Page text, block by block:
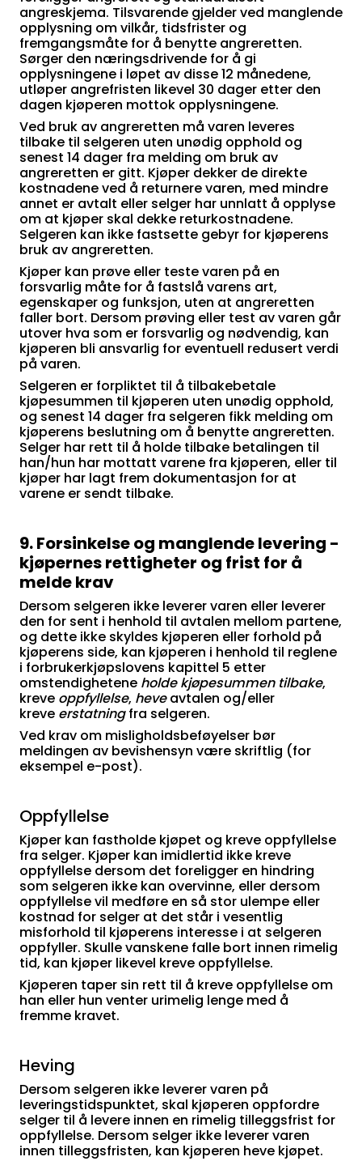
angreskjema. Tilsvarende gjelder ved manglende
opplysning om vilkår, tidsfrister og
fremgangsmåte for å benytte angreretten.
Sørger den næringsdrivende for å gi
opplysningene i løpet av disse 12 månedene,
utløper angrefristen likevel 30 dager etter den
dagen kjøperen mottok opplysningene.
Ved bruk av angreretten må varen leveres
tilbake til selgeren uten unødig opphold og
senest 14 dager fra melding om bruk av
angreretten er gitt. Kjøper dekker de direkte
kostnadene ved å returnere varen, med mindre
annet er avtalt eller selger har unnlatt å opplyse
om at kjøper skal dekke returkostnadene.
Selgeren kan ikke fastsette gebyr for kjøperens
bruk av angreretten.
Kjøper kan prøve eller teste varen på en
forsvarlig måte for å fastslå varens art,
egenskaper og funksjon, uten at angreretten
faller bort. Dersom prøving eller test av varen går
utover hva som er forsvarlig og nødvendig, kan
kjøperen bli ansvarlig for eventuell redusert verdi
på varen.
Selgeren er forpliktet til å tilbakebetale
kjøpesummen til kjøperen uten unødig opphold,
og senest 14 dager fra selgeren fikk melding om
kjøperens beslutning om å benytte angreretten.
Selger har rett til å holde tilbake betalingen til
han/hun har mottatt varene fra kjøperen, eller til
kjøper har lagt frem dokumentasjon for at
varene er sendt tilbake.
9. Forsinkelse og manglende levering -
kjøpernes rettigheter og frist for å
melde krav
Dersom selgeren ikke leverer varen eller leverer
den for sent i henhold til avtalen mellom partene,
og dette ikke skyldes kjøperen eller forhold på
kjøperens side, kan kjøperen i henhold til reglene
i forbrukerkjøpslovens kapittel 5 etter
omstendighetene holde kjøpesummen tilbake,
kreve oppfyllelse, heveavtalen og/eller
kreve erstatningfra selgeren.
Ved krav om misligholdsbeføyelser bør
meldingen av bevishensyn være skriftlig (for
eksempel e-post).
Oppfyllelse
Kjøper kan fastholde kjøpet og kreve oppfyllelse
fra selger. Kjøper kan imidlertid ikke kreve
oppfyllelse dersom det foreligger en hindring
som selgeren ikke kan overvinne, eller dersom
oppfyllelse vil medføre en så stor ulempe eller
kostnad for selger at det står i vesentlig
misforhold til kjøperens interesse i at selgeren
oppfyller. Skulle vanskene falle bort innen rimelig
tid, kan kjøper likevel kreve oppfyllelse.
Kjøperen taper sin rett til å kreve oppfyllelse om
han eller hun venter urimelig lenge med å
fremme kravet.
Heving
Dersom selgeren ikke leverer varen på
leveringstidspunktet, skal kjøperen oppfordre
selger til å levere innen en rimelig tilleggsfrist for
oppfyllelse. Dersom selger ikke leverer varen
innen tilleggsfristen, kan kjøperen heve kjøpet.